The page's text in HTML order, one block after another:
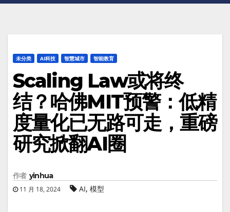
未分类 AI科技 智慧城市 智能教育
Scaling Law或将终
结？哈佛MIT预警：低精
度量化已无路可走，重磅
研究掀翻AI圈
作者 yinhua
11 月 18, 2024 AI, 模型